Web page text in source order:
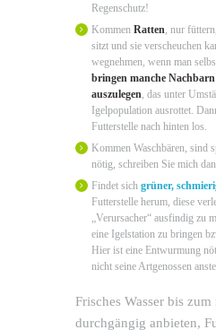
Regenschutz!
Kommen Ratten, nur
sitzt und sie verscheuchen
wegnehmen, wenn man
bringen manche
auszulegen, das unter
Igelpopulation ausrottet.
Futterstelle nach hinten los.
Kommen Waschbären, sind
nötig, schreiben Sie mich
Findet sich grüner,
Futterstelle herum, diese
„Verursacher“ ausfindig zu
eine Igelstation zu bringen
Hier ist eine Entwurmung
nicht seine Artgenossen
Frisches Wasser bis
durchgängig anbieten,